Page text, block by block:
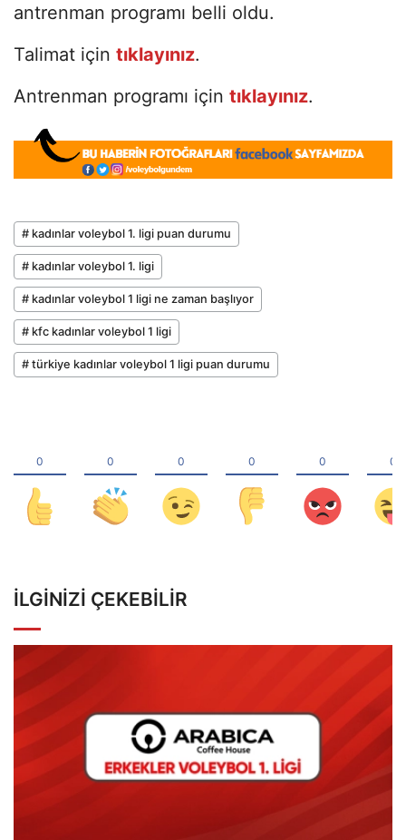
antrenman programı belli oldu.
Talimat için tıklayınız.
Antrenman programı için tıklayınız.
# kadınlar voleybol 1. ligi puan durumu
# kadınlar voleybol 1. ligi
# kadınlar voleybol 1 ligi ne zaman başlıyor
# kfc kadınlar voleybol 1 ligi
# türkiye kadınlar voleybol 1 ligi puan durumu
İLGINIZI ÇEKEBILIR